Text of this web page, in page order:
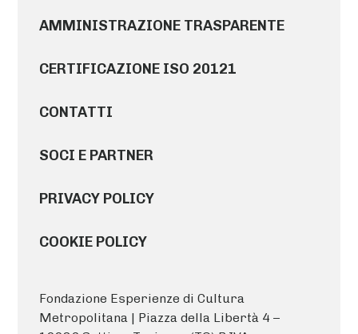
AMMINISTRAZIONE TRASPARENTE
CERTIFICAZIONE ISO 20121
CONTATTI
SOCI E PARTNER
PRIVACY POLICY
COOKIE POLICY
Fondazione Esperienze di Cultura
Metropolitana | Piazza della Libertà 4 –